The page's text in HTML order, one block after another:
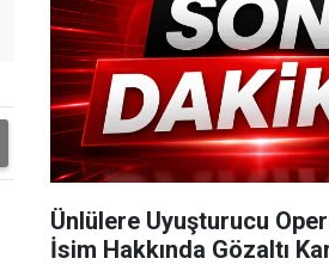
Ünlülere Uyuşturucu
İsim Hakkında Gözaltı